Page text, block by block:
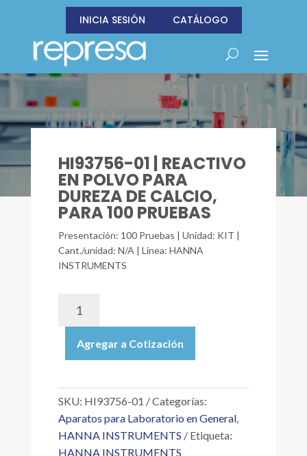
INICIA SESIÓN CATÁLOGO
HI93756-01 | REACTIVO
EN POLVO PARA
DUREZA DE CALCIO,
PARA 100 PRUEBAS
Presentación: 100 Pruebas | Unidad: KIT |
Cant./unidad: N/A | Línea: HANNA
INSTRUMENTS
REACTIVO
EN
PARA
DE
CALCIO,
Agregar a Cotización
SKU: HI93756-01
Categorías:
Aparatos para Laboratorio en General,
HANNA INSTRUMENTS
Etiqueta:
HANNA INSTRUMENTS